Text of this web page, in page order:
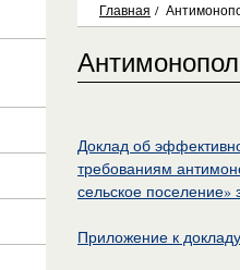
Главная /
Доклад об
требованиям
сельское поселение»
Приложение к